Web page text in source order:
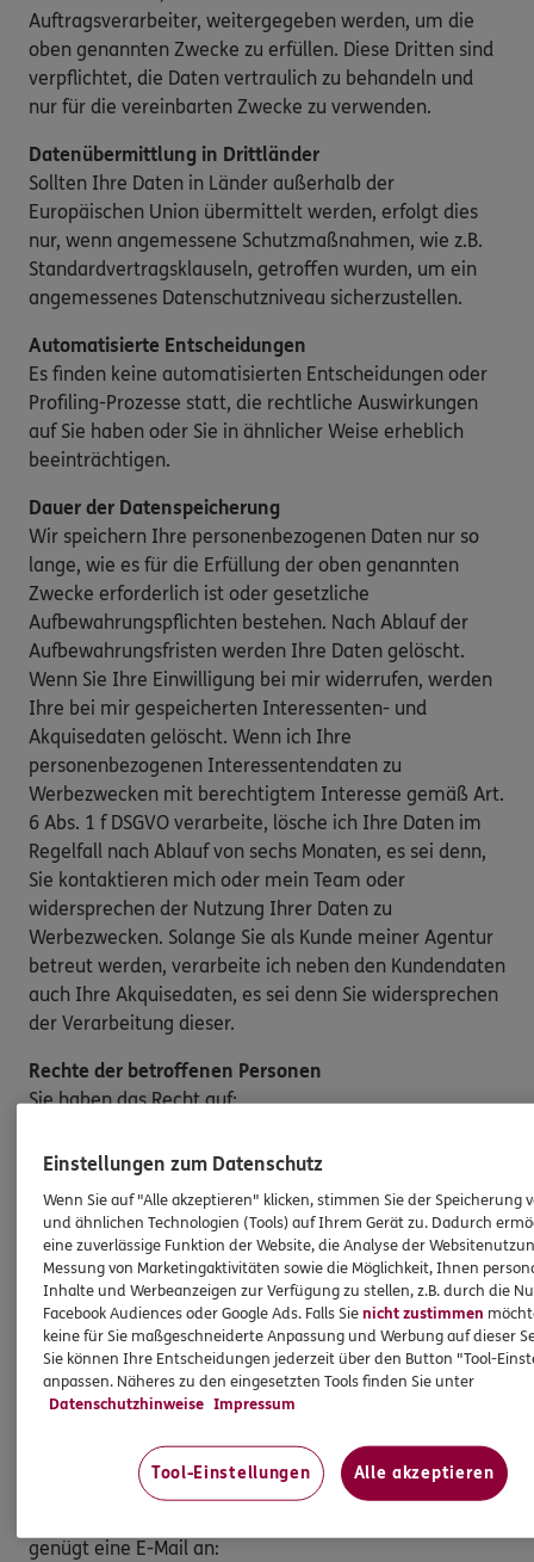
Auftragsverarbeiter, weitergegeben werden, um die
oben genannten Zwecke zu erfüllen. Diese Dritten sind
verpflichtet, die Daten vertraulich zu behandeln und
nur für die vereinbarten Zwecke zu verwenden.
Datenübermittlung in Drittländer
Sollten Ihre Daten in Länder außerhalb der
Europäischen Union übermittelt werden, erfolgt dies
nur, wenn angemessene Schutzmaßnahmen, wie z.B.
Standardvertragsklauseln, getroffen wurden, um ein
angemessenes Datenschutzniveau sicherzustellen.
Automatisierte Entscheidungen
Es finden keine automatisierten Entscheidungen oder
Profiling-Prozesse statt, die rechtliche Auswirkungen
auf Sie haben oder Sie in ähnlicher Weise erheblich
beeinträchtigen.
Dauer der Datenspeicherung
Wir speichern Ihre personenbezogenen Daten nur so
lange, wie es für die Erfüllung der oben genannten
Zwecke erforderlich ist oder gesetzliche
Aufbewahrungspflichten bestehen. Nach Ablauf der
Aufbewahrungsfristen werden Ihre Daten gelöscht.
Wenn Sie Ihre Einwilligung bei mir widerrufen, werden
Ihre bei mir gespeicherten Interessenten- und
Akquisedaten gelöscht. Wenn ich Ihre
personenbezogenen Interessentendaten zu
Werbezwecken mit berechtigtem Interesse gemäß Art.
6 Abs. 1 f DSGVO verarbeite, lösche ich Ihre Daten im
Regelfall nach Ablauf von sechs Monaten, es sei denn,
Sie kontaktieren mich oder mein Team oder
widersprechen der Nutzung Ihrer Daten zu
Werbezwecken. Solange Sie als Kunde meiner Agentur
betreut werden, verarbeite ich neben den Kundendaten
auch Ihre Akquisedaten, es sei denn Sie widersprechen
der Verarbeitung dieser.
Rechte der betroffenen Personen
Sie haben das Recht auf:
personenbezogenen Daten
· Berichtigung unrichtiger oder unvollständiger Daten
· Löschung Ihrer Daten, sofern keine gesetzlichen
Aufbewahrungspflichten bestehen
· Einschränkung der Verarbeitung
· Widerspruch gegen die Verarbeitung Ihrer Daten
· Datenübertragung an einen anderen
Verantwortlichen
genügt eine E-Mail an:
Einstellungen zum Datenschutz
Wenn Sie auf "Alle akzeptieren" klicken, stimmen Sie der Speicherung
und ähnlichen Technologien (Tools) auf Ihrem Gerät zu. Dadurch
eine zuverlässige Funktion der Website, die Analyse der
Messung von Marketingaktivitäten sowie die Möglichkeit, Ihnen
Inhalte und Werbeanzeigen zur Verfügung zu stellen, z.B. durch die
Facebook Audiences oder Google Ads. Falls Sienicht zustimmen
keine für Sie maßgeschneiderte Anpassung und Werbung auf dieser
Sie können Ihre Entscheidungen jederzeit über den Button "Tool-
anpassen. Näheres zu den eingesetzten Tools finden Sie unter
Datenschutzhinweise Impressum
Tool-Einstellungen Alle akzeptieren